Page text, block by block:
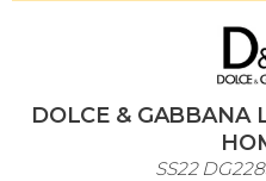
DOLCE & GABBANA
SS22